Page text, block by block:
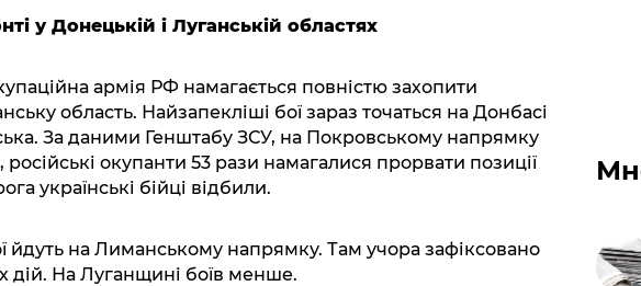
у Донецькій і Луганській областях
армія РФ намагається повністю захопити
область. Найзапекліші бої зараз точаться на Донбасі
За даними Генштабу ЗСУ, на Покровському напрямку
окупанти 53 рази намагалися прорвати позиції
українські бійці відбили.
йдуть на Лиманському напрямку. Там учора зафіксовано
дій. На Луганщині боїв менше.